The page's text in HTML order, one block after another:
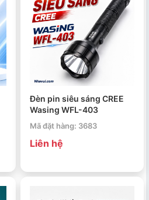
Đèn pin siêu sáng CREE
Wasing WFL-403
Mã đặt hàng: 3683
Liên hệ